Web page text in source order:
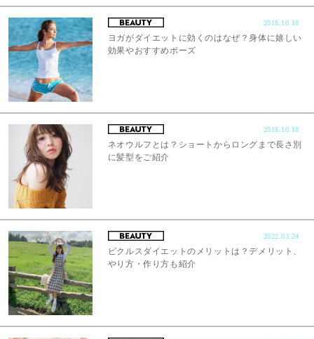
2018.10.18
ヨガがダイエットに効くのはなぜ？身体に嬉しい
効果やおすすめポーズ
2018.10.18
ネオウルフとは？ショートからロングまで長さ別
に髪型をご紹介
2022.03.24
ピクルスダイエットのメリットは？デメリット、
やり方・作り方も紹介